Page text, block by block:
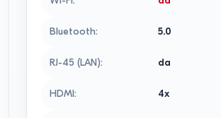
Bluetooth: 5.0
RJ-45 (LAN): da
HDMI: 4x